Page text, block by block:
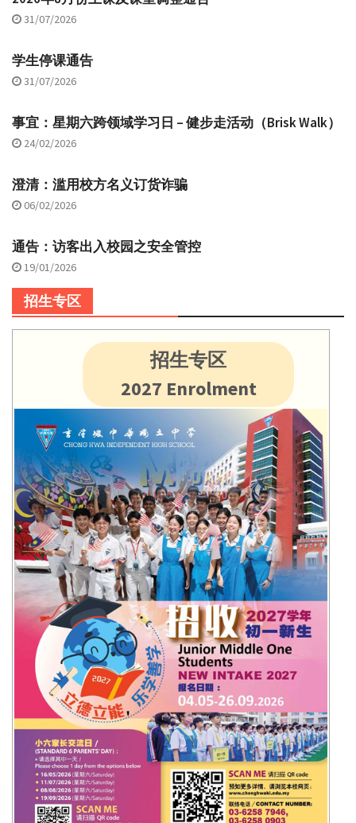
31/07/2026
学生停课通告
31/07/2026
事宜：星期六跨领域学习日 – 健步走活动（Brisk Walk）
24/02/2026
澄清：滥用校方名义订货诈骗
06/02/2026
通告：访客出入校园之安全管控
19/01/2026
招生专区
招生专区
2027 Enrolment